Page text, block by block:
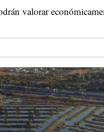
valorar